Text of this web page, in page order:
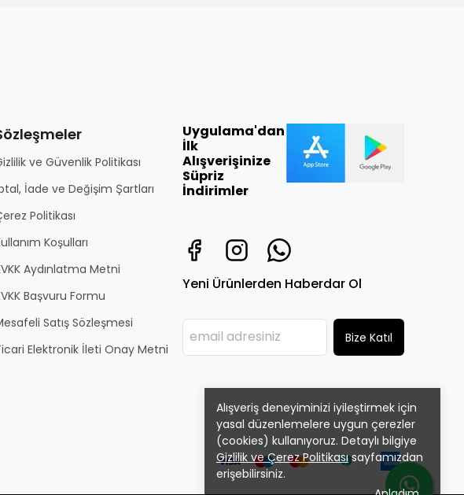
Alışveriş deneyiminizi iyileştirmek için
yasal düzenlemelere uygun çerezler
(cookies) kullanıyoruz. Detaylı bilgiye
Gizlilik ve Çerez Politikasısayfamızdan
erişebilirsiniz.
ve Güvenlik Politikası
İade ve Değişim Şartları
Politikası
Koşulları
Aydınlatma Metni
Başvuru Formu
Satış Sözleşmesi
Elektronik İleti Onay Metni
Uygulama'dan
İlk
Alışverişinize
Süpriz
İndirimler
Yeni Ürünlerden Haberdar Ol
Bize Katıl